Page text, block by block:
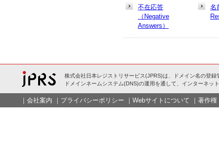
不在応答
（Negative
Answers）
名
株式会社日本レジストリサービス(JPRS)は、ドメイン名の登録
ドメインネームシステム(DNS)の運用を通して、インターネッ
｜ 会社案内 ｜ プライバシーポリシー ｜ Webサイトについて ｜ 著作権